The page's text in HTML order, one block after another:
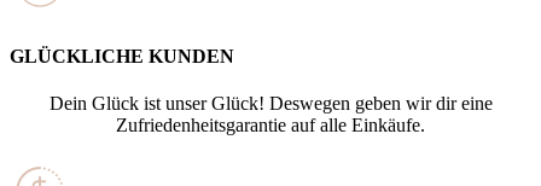
GLÜCKLICHE KUNDEN
Dein Glück ist unser Glück! Deswegen geben wir dir eine
Zufriedenheitsgarantie auf alle Einkäufe.